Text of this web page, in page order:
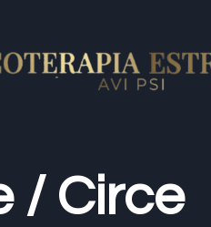
/ Circe